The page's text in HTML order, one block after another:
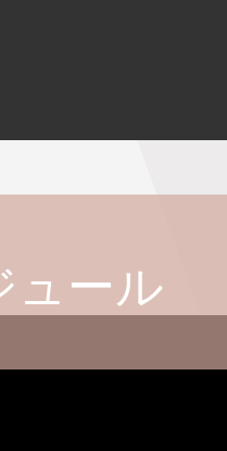
ュール